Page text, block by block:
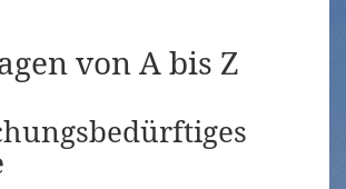
von A bis Z